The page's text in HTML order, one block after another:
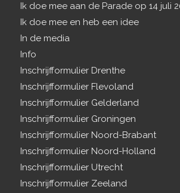
Ik doe mee aan de Parade op 14 juli
Ik doe mee en heb een idee
In de media
Info
Inschrijfformulier Drenthe
Inschrijfformulier Flevoland
Inschrijfformulier Gelderland
Inschrijfformulier Groningen
Inschrijfformulier Noord-Brabant
Inschrijfformulier Noord-Holland
Inschrijfformulier Utrecht
Inschrijfformulier Zeeland